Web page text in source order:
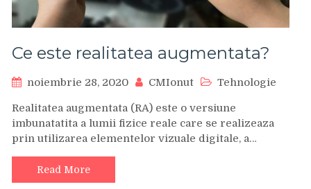
Ce este realitatea augmentata?
noiembrie 28, 2020 CMIonut Tehnologie
Realitatea augmentata (RA) este o versiune
imbunatatita a lumii fizice reale care se realizeaza
prin utilizarea elementelor vizuale digitale, a…
Read More